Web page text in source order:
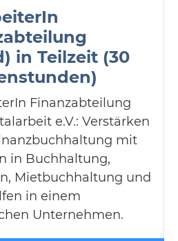
in Teilzeit (30
Finanzabteilung
e.V.: Verstärken
mit
in Buchhaltung,
Mietbuchhaltung und
in einem
Unternehmen.